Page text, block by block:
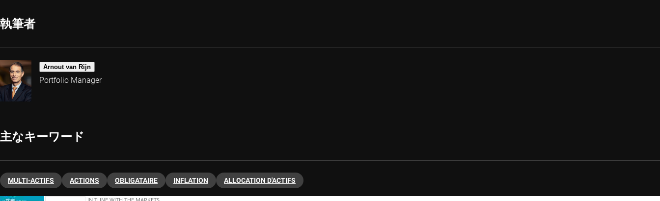
執筆者
Arnout van Rijn
Portfolio Manager
主なキーワード
MULTI-ACTIFS ACTIONS OBLIGATAIRE INFLATION ALLOCATION D'ACTIFS